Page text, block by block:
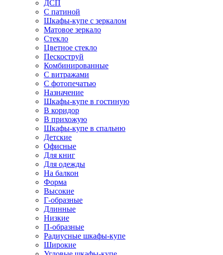
ДСП
С патиной
Шкафы-купе с зеркалом
Матовое зеркало
Стекло
Цветное стекло
Пескоструй
Комбинированные
С витражами
С фотопечатью
Назначение
Шкафы-купе в гостиную
В коридор
В прихожую
Шкафы-купе в спальню
Детские
Офисные
Для книг
Для одежды
На балкон
Форма
Высокие
Г-образные
Длинные
Низкие
П-образные
Радиусные шкафы-купе
Широкие